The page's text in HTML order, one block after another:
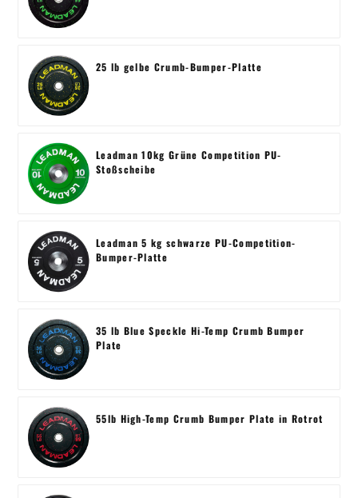
25 lb gelbe Crumb-Bumper-Platte
Leadman 10kg Grüne Competition PU-
Stoßscheibe
Leadman 5 kg schwarze PU-Competition-
Bumper-Platte
35 lb Blue Speckle Hi-Temp Crumb Bumper
Plate
55lb High-Temp Crumb Bumper Plate in Rotrot